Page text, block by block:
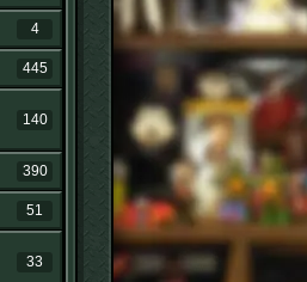
4
445
140
390
51
33